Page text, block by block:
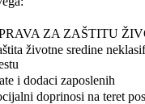
ZA ZAŠTITU
životne sredine
i dodaci zaposlenih
doprinosi na teret